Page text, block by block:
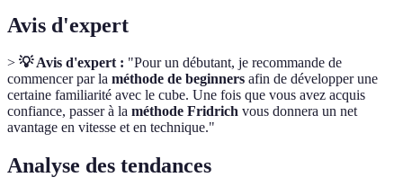
Avis d'expert
> 💡 Avis d'expert : "Pour un débutant, je recommande de
commencer par la méthode de beginners afin de développer une
certaine familiarité avec le cube. Une fois que vous avez acquis
confiance, passer à la méthode Fridrich vous donnera un net
avantage en vitesse et en technique."
Analyse des tendances